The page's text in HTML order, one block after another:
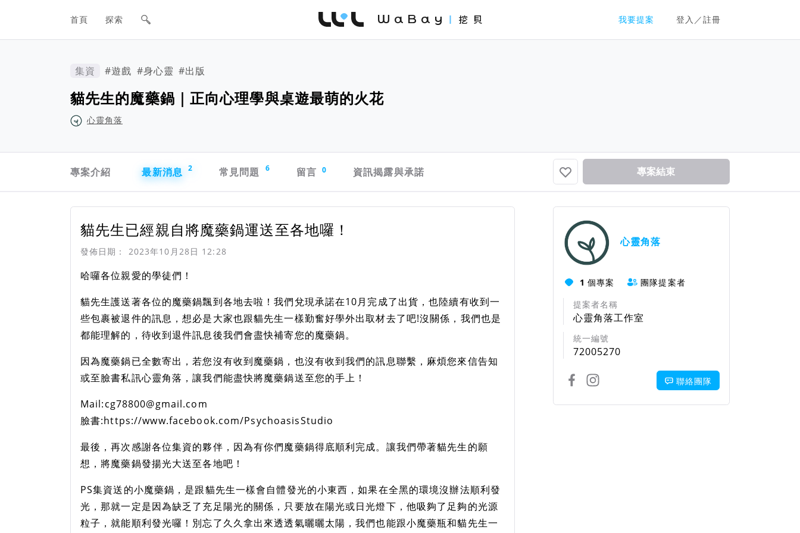
網站主要導航欄
首頁 探索 我要提案 登入／註冊
WaBay 挖貝 | 台灣最值得信賴的群眾集資 / 群眾募資平台
集資 #遊戲 #身心靈 #出版
貓先生的魔藥鍋｜正向心理學與桌遊最萌的火花
心靈角落
專案介紹
最新消息 2 常見問題 6 留言 0 資訊揭露與承諾 專案結束
貓先生已經親自將魔藥鍋運送至各地囉！
發佈日期： 2023年10月28日 12:28
哈囉各位親愛的學徒們！
貓先生護送著各位的魔藥鍋飄到各地去啦！我們兌現承諾在10月完成了出貨，也陸續有收到一
些包裹被退件的訊息，想必是大家也跟貓先生一樣勤奮好學外出取材去了吧!沒關係，我們也是
都能理解的，待收到退件訊息後我們會盡快補寄您的魔藥鍋。
因為魔藥鍋已全數寄出，若您沒有收到魔藥鍋，也沒有收到我們的訊息聯繫，麻煩您來信告知
或至臉書私訊心靈角落，讓我們能盡快將魔藥鍋送至您的手上！
Mail:cg78800@gmail.com
臉書:https://www.facebook.com/PsychoasisStudio
最後，再次感謝各位集資的夥伴，因為有你們魔藥鍋得底順利完成。讓我們帶著貓先生的願
想，將魔藥鍋發揚光大送至各地吧！
PS集資送的小魔藥鍋，是跟貓先生一樣會自體發光的小東西，如果在全黑的環境沒辦法順利發
光，那就一定是因為缺乏了充足陽光的關係，只要放在陽光或日光燈下，他吸夠了足夠的光源
粒子，就能順利發光囉！別忘了久久拿出來透透氣曬曬太陽，我們也能跟小魔藥瓶和貓先生一
心靈角落
1 個專案
團隊提案者
提案者名稱
心靈角落工作室
統一編號
72005270
聯絡團隊